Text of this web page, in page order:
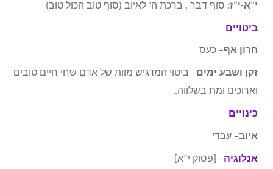
י”א-י”ז: סוף דבר . ברכת ה’ לאיוב (סוף טוב הכול טוב)
ביטויים
חרון אף– כעס
זקן ושבע ימים – ביטוי המדגיש מוות של אדם שחי חיים טובים
וארוכים ומת בשלווה.
כינויים
איוב– עבדי
אנלוגיה– [פסוק י”א]